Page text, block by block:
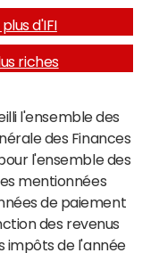
d'IFI
riches
l'ensemble des
des Finances
l'ensemble des
mentionnées
de paiement
des revenus
impôts de l'année